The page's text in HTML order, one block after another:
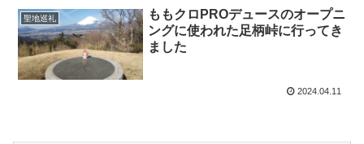
聖地巡礼
ももクロPROデュースのオープニ
ングに使われた足柄峠に行ってき
ました
2024.04.11